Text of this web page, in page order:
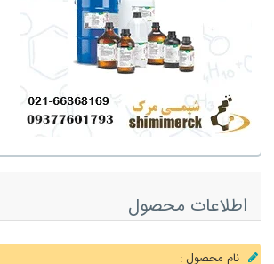
اطلاعات محصول
نام محصول :